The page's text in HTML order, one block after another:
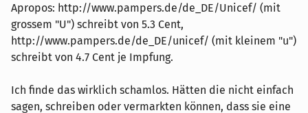
Apropos: http://www.pampers.de/de_DE/Unicef/ (mit
grossem "U") schreibt von 5.3 Cent,
http://www.pampers.de/de_DE/unicef/ (mit kleinem "u")
schreibt von 4.7 Cent je Impfung.
Ich finde das wirklich schamlos. Hätten die nicht einfach
sagen, schreiben oder vermarkten können, dass sie eine